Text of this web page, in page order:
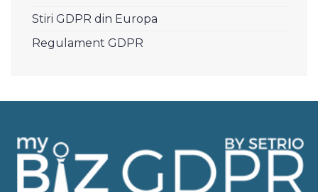
Stiri GDPR din Europa
Regulament GDPR